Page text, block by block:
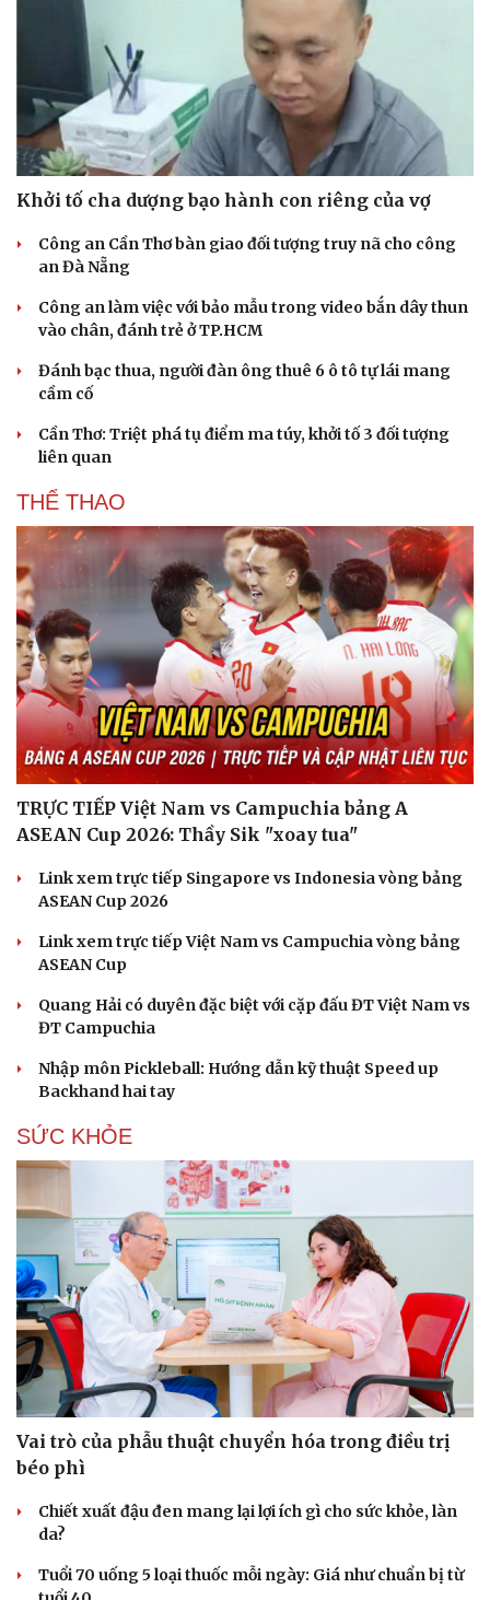
Văn hóa
Sân khấu - Điện ảnh
Văn học
Âm nhạc
Di sản
Nghệ sĩ
Thời trang
Sao Việt
Khởi tố cha dượng bạo hành con riêng của vợ
Công an Cần Thơ bàn giao đối tượng truy nã cho công
an Đà Nẵng
Công an làm việc với bảo mẫu trong video bắn dây thun
vào chân, đánh trẻ ở TP.HCM
Đánh bạc thua, người đàn ông thuê 6 ô tô tự lái mang
cầm cố
Cần Thơ: Triệt phá tụ điểm ma túy, khởi tố 3 đối tượng
liên quan
THỂ THAO
TRỰC TIẾP Việt Nam vs Campuchia bảng A
ASEAN Cup 2026: Thầy Sik "xoay tua"
Link xem trực tiếp Singapore vs Indonesia vòng bảng
ASEAN Cup 2026
Link xem trực tiếp Việt Nam vs Campuchia vòng bảng
ASEAN Cup
Quang Hải có duyên đặc biệt với cặp đấu ĐT Việt Nam vs
ĐT Campuchia
Nhập môn Pickleball: Hướng dẫn kỹ thuật Speed up
Backhand hai tay
SỨC KHỎE
Vai trò của phẫu thuật chuyển hóa trong điều trị
béo phì
Chiết xuất đậu đen mang lại lợi ích gì cho sức khỏe, làn
da?
Tuổi 70 uống 5 loại thuốc mỗi ngày: Giá như chuẩn bị từ